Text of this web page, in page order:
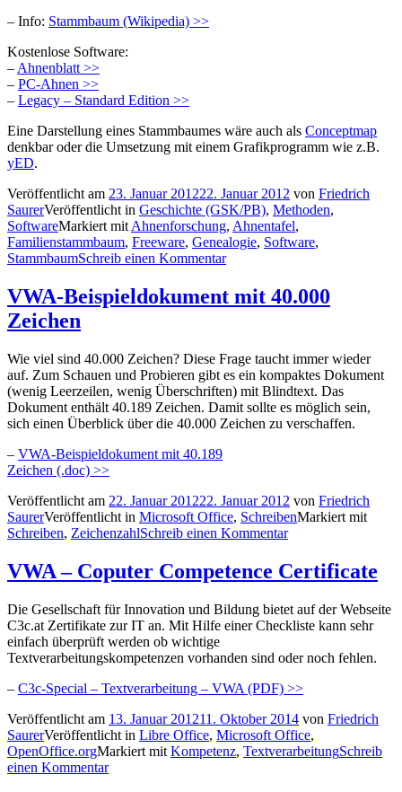
– Info: Stammbaum (Wikipedia) >>
Kostenlose Software:
– Ahnenblatt >>
– PC-Ahnen >>
– Legacy – Standard Edition >>
Eine Darstellung eines Stammbaumes wäre auch als Conceptmap
denkbar oder die Umsetzung mit einem Grafikprogramm wie z.B.
yED.
Veröffentlicht am 23. Januar 201222. Januar 2012 von Friedrich
SaurerVeröffentlicht in Geschichte (GSK/PB), Methoden,
SoftwareMarkiert mit Ahnenforschung, Ahnentafel,
Familienstammbaum, Freeware, Genealogie, Software,
StammbaumSchreib einen Kommentar
VWA-Beispieldokument mit 40.000
Zeichen
Wie viel sind 40.000 Zeichen? Diese Frage taucht immer wieder
auf. Zum Schauen und Probieren gibt es ein kompaktes Dokument
(wenig Leerzeilen, wenig Überschriften) mit Blindtext. Das
Dokument enthält 40.189 Zeichen. Damit sollte es möglich sein,
sich einen Überblick über die 40.000 Zeichen zu verschaffen.
– VWA-Beispieldokument mit 40.189
Zeichen (.doc) >>
Veröffentlicht am 22. Januar 201222. Januar 2012 von Friedrich
SaurerVeröffentlicht in Microsoft Office, SchreibenMarkiert mit
Schreiben, ZeichenzahlSchreib einen Kommentar
VWA – Coputer Competence Certificate
Die Gesellschaft für Innovation und Bildung bietet auf der Webseite
C3c.at Zertifikate zur IT an. Mit Hilfe einer Checkliste kann sehr
einfach überprüft werden ob wichtige
Textverarbeitungskompetenzen vorhanden sind oder noch fehlen.
– C3c-Special – Textverarbeitung – VWA (PDF) >>
Veröffentlicht am 13. Januar 201211. Oktober 2014 von Friedrich
SaurerVeröffentlicht in Libre Office, Microsoft Office,
OpenOffice.orgMarkiert mit Kompetenz, TextverarbeitungSchreib
einen Kommentar